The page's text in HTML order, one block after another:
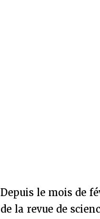
Depuis le mois de
de la revue de